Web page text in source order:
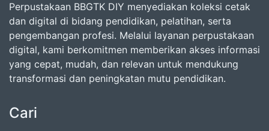
Perpustakaan BBGTK DIY menyediakan koleksi cetak
dan digital di bidang pendidikan, pelatihan, serta
pengembangan profesi. Melalui layanan perpustakaan
digital, kami berkomitmen memberikan akses informasi
yang cepat, mudah, dan relevan untuk mendukung
transformasi dan peningkatan mutu pendidikan.
Cari